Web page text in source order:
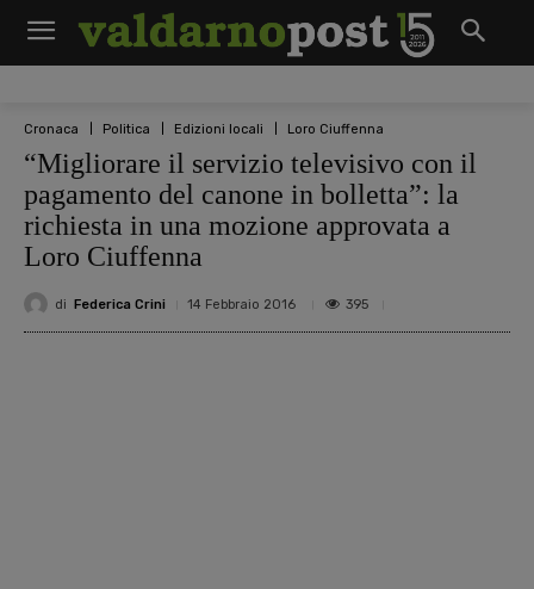
Cronaca Politica Edizioni locali Loro Ciuffenna
“Migliorare il servizio televisivo con il
pagamento del canone in bolletta”: la
richiesta in una mozione approvata a
Loro Ciuffenna
di Federica Crini 14 Febbraio 2016 395